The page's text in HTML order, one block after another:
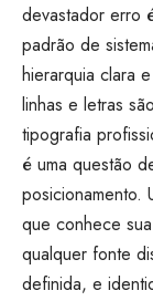
devastador erro
padrão de
hierarquia clara
linhas e letras
tipografia
é uma questão
posicionamento.
que conhece
qualquer fonte
definida, e